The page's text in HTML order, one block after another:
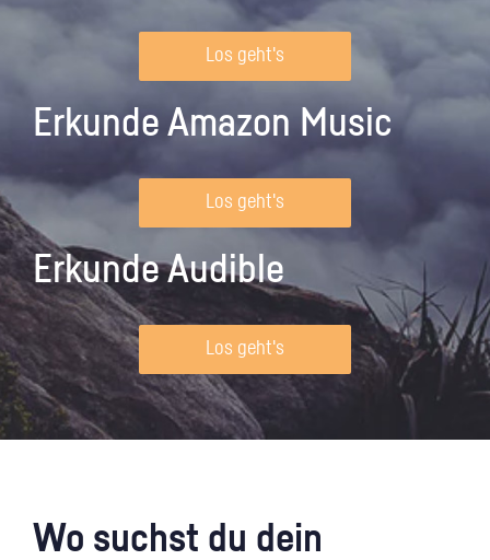
Los geht's
Erkunde Amazon Music
Los geht's
Erkunde Audible
Los geht's
Wo suchst du dein